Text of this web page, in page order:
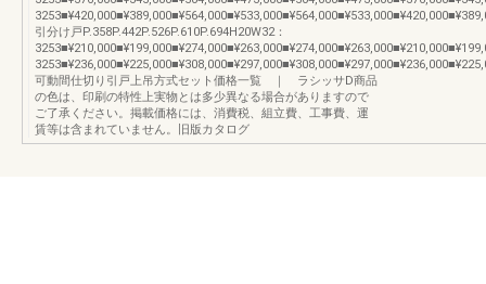
引分け戸P.358P.442P.526P.610P.694H20W32：
可動間仕切り引戸上吊方式セット価格一覧 ｜ ラシッサD商品
の色は、印刷の特性上実物とは多少異なる場合がありますので
ご了承ください。掲載価格には、消費税、組立費、工事費、運
賃等は含まれていません。旧版カタログ